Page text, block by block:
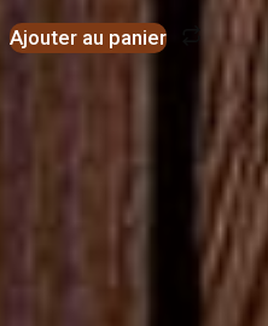
Ajouter au panier